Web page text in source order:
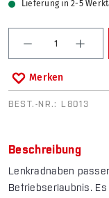
Lieferung in 2-5
Produkt
Merken
BEST.-NR.: L8013
Beschreibung
Lenkradnaben
Betriebserlaubnis.